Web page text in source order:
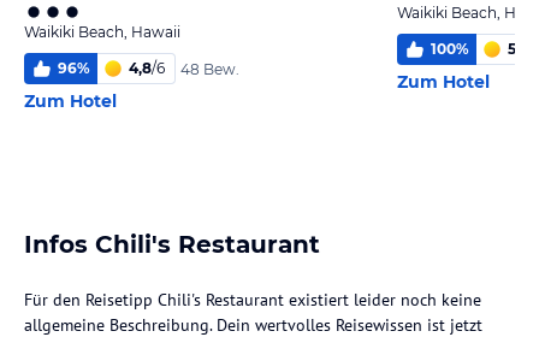
Waikiki Beach, Hawaii
96% 4,8/6 48 Bew.
Zum Hotel
Waikiki Beach,
100% 5,4
Zum Hotel
Infos Chili's Restaurant
Für den Reisetipp Chili's Restaurant existiert leider noch keine
allgemeine Beschreibung. Dein wertvolles Reisewissen ist jetzt